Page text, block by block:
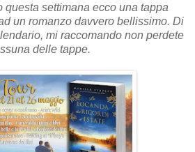
questa settimana ecco una tappa
un romanzo davvero bellissimo. Di
mi raccomando non perdete
delle tappe.